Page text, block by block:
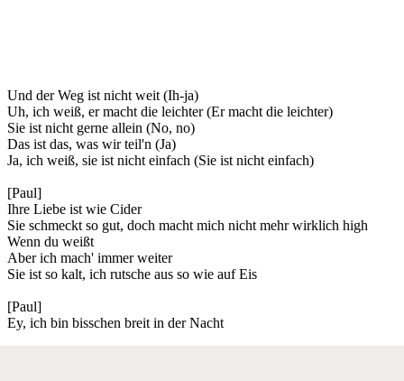
Und der Weg ist nicht weit (Ih-ja)
Uh, ich weiß, er macht die leichter (Er macht die leichter)
Sie ist nicht gerne allein (No, no)
Das ist das, was wir teil'n (Ja)
Ja, ich weiß, sie ist nicht einfach (Sie ist nicht einfach)
[Paul]
Ihre Liebe ist wie Cider
Sie schmeckt so gut, doch macht mich nicht mehr wirklich high
Wenn du weißt
Aber ich mach' immer weiter
Sie ist so kalt, ich rutsche aus so wie auf Eis
[Paul]
Ey, ich bin bisschen breit in der Nacht